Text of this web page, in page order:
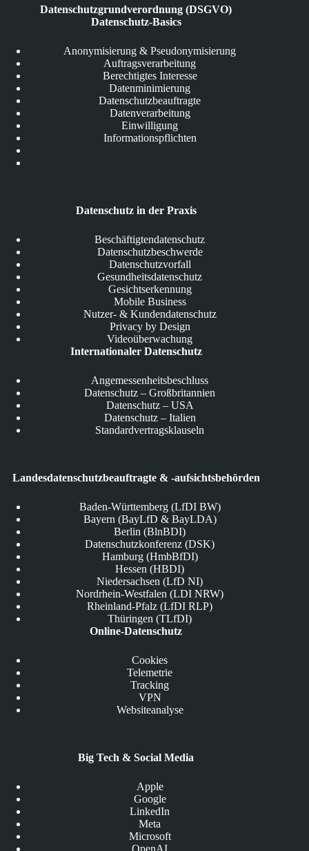
Datenschutzgrundverordnung (DSGVO)
Datenschutz-Basics
Anonymisierung & Pseudonymisierung
Auftragsverarbeitung
Berechtigtes Interesse
Datenminimierung
Datenschutzbeauftragte
Datenverarbeitung
Einwilligung
Informationspflichten
Datenschutz in der Praxis
Beschäftigtendatenschutz
Datenschutzbeschwerde
Datenschutzvorfall
Gesundheitsdatenschutz
Gesichtserkennung
Mobile Business
Nutzer- & Kundendatenschutz
Privacy by Design
Videoüberwachung
Internationaler Datenschutz
Angemessenheitsbeschluss
Datenschutz – Großbritannien
Datenschutz – USA
Datenschutz – Italien
Standardvertragsklauseln
Landesdatenschutzbeauftragte & -aufsichtsbehörden
Baden-Württemberg (LfDI BW)
Bayern (BayLfD & BayLDA)
Berlin (BlnBDI)
Datenschutzkonferenz (DSK)
Hamburg (HmbBfDI)
Hessen (HBDI)
Niedersachsen (LfD NI)
Nordrhein-Westfalen (LDI NRW)
Rheinland-Pfalz (LfDI RLP)
Thüringen (TLfDI)
Online-Datenschutz
Cookies
Telemetrie
Tracking
VPN
Websiteanalyse
Big Tech & Social Media
Apple
Google
LinkedIn
Meta
Microsoft
OpenAI